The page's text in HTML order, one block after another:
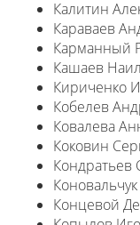
Калитин
Караваев
Карманный
Кашаев
Кириченко
Кобелев
Ковалева
Коковин
Кондратьев
Концевой